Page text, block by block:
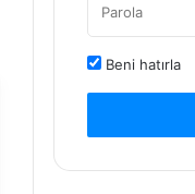
Beni hatırla